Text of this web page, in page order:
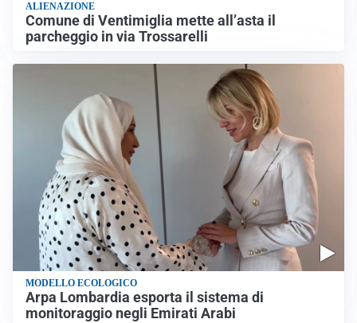
ALIENAZIONE
Comune di Ventimiglia mette all’asta il
parcheggio in via Trossarelli
MODELLO ECOLOGICO
Arpa Lombardia esporta il sistema di
monitoraggio negli Emirati Arabi